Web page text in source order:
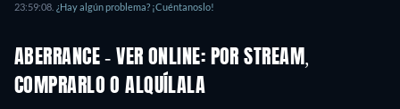
23:59:08. ¿Hay algún problema? ¡Cuéntanoslo!
ABERRANCE - VER ONLINE: POR STREAM,
COMPRARLO O ALQUÍLALA